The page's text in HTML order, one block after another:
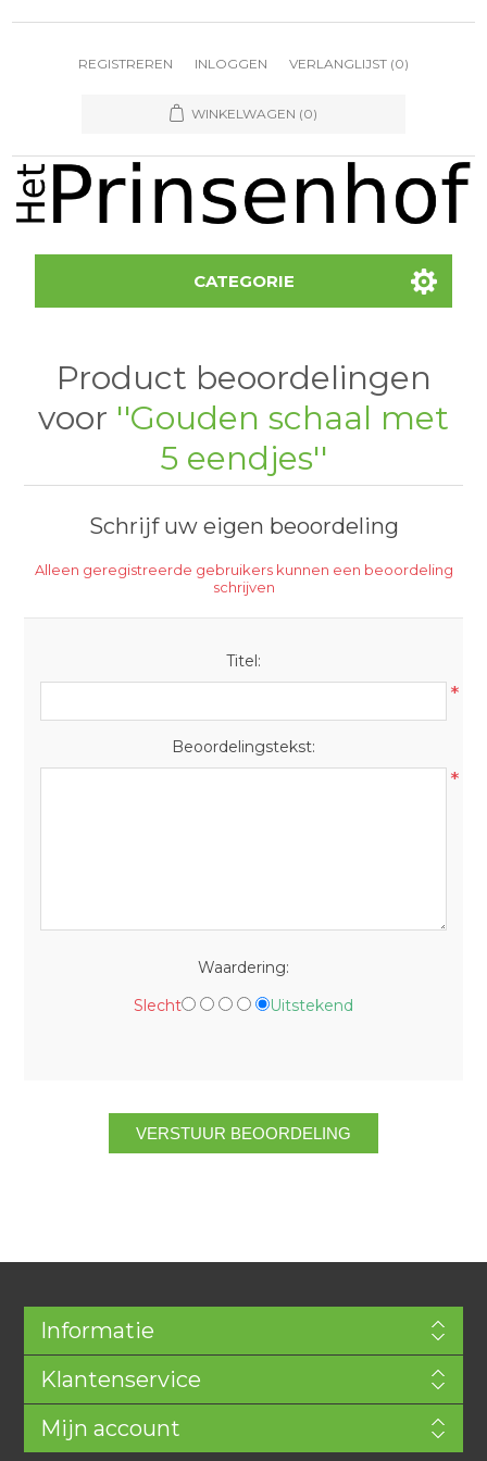
REGISTREREN INLOGGEN VERLANGLIJST (0)
WINKELWAGEN (0)
CATEGORIE
Product beoordelingen
voor
Gouden schaal met
5 eendjes
Schrijf uw eigen beoordeling
Alleen geregistreerde gebruikers kunnen een beoordeling
schrijven
Titel:
*
Beoordelingstekst:
*
Waardering:
Slecht
Uitstekend
Informatie
Klantenservice
Mijn account